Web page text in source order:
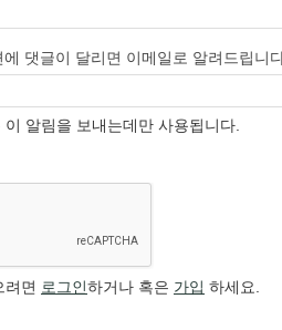
댓글이 달리면 이메일로 알려드립니
알림을 보내는데만 사용됩니다.
려면 로그인하거나 혹은 가입 하세요.